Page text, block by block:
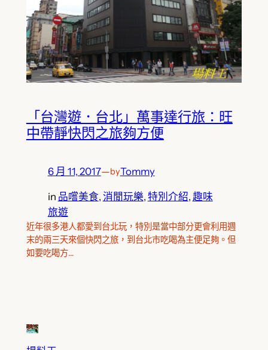
「台灣遊．台北」萬事達行旅：旺
中帶靜快閃之旅夠方便
6 月 11, 2017—byTommy
in 品嚐美食, 消閒玩樂, 特別介紹, 趣味
旅遊
近年很多港人都愛到台北玩，特別是當中部分更會利用週
末的兩三天來個快閃之旅，到台北市吃喝為主便足夠。但
如要吃喝方…